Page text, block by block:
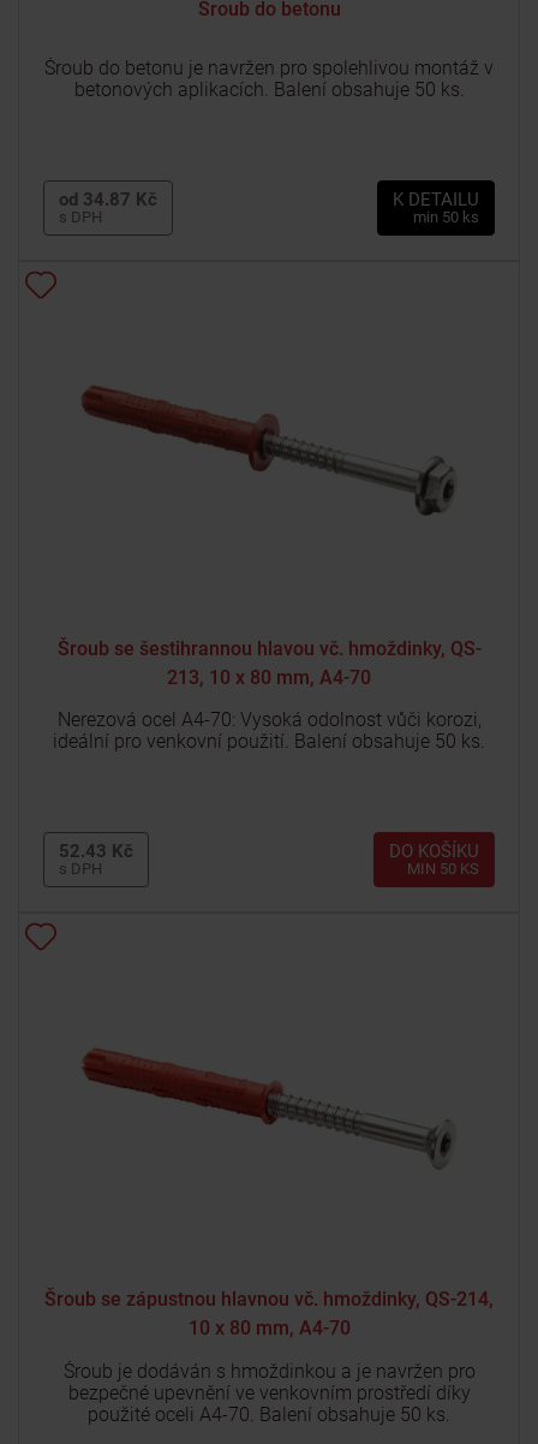
Šroub do betonu
Šroub do betonu je navržen pro spolehlivou montáž v
betonových aplikacích. Balení obsahuje 50 ks.
od 34.87 Kč
s DPH
K DETAILU
min 50 ks
Šroub se šestihrannou hlavou vč. hmoždinky, QS-
213, 10 x 80 mm, A4-70
Nerezová ocel A4-70: Vysoká odolnost vůči korozi,
ideální pro venkovní použití. Balení obsahuje 50 ks.
52.43 Kč
s DPH
DO KOŠÍKU
MIN 50 KS
Šroub se zápustnou hlavnou vč. hmoždinky, QS-214,
10 x 80 mm, A4-70
Šroub je dodáván s hmoždinkou a je navržen pro
bezpečné upevnění ve venkovním prostředí díky
použité oceli A4-70. Balení obsahuje 50 ks.